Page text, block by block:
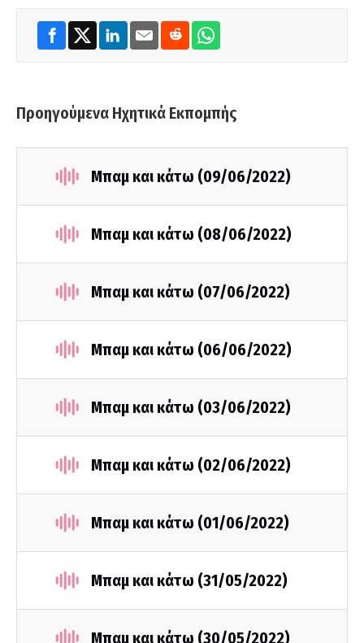
Προηγούμενα Ηχητικά Εκπομπής
Μπαμ και κάτω (09/06/2022)
Μπαμ και κάτω (08/06/2022)
Μπαμ και κάτω (07/06/2022)
Μπαμ και κάτω (06/06/2022)
Μπαμ και κάτω (03/06/2022)
Μπαμ και κάτω (02/06/2022)
Μπαμ και κάτω (01/06/2022)
Μπαμ και κάτω (31/05/2022)
Μπαμ και κάτω (30/05/2022)